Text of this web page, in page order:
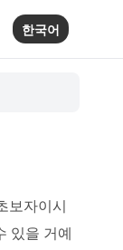
한국어
보자이시
있을 거예